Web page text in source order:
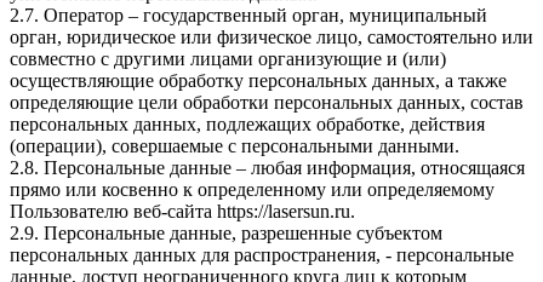
2.7. Оператор – государственный орган, муниципальный
орган, юридическое или физическое лицо, самостоятельно или
совместно с другими лицами организующие и (или)
осуществляющие обработку персональных данных, а также
определяющие цели обработки персональных данных, состав
персональных данных, подлежащих обработке, действия
(операции), совершаемые с персональными данными.
2.8. Персональные данные – любая информация, относящаяся
прямо или косвенно к определенному или определяемому
Пользователю веб-сайта https://lasersun.ru.
2.9. Персональные данные, разрешенные субъектом
персональных данных для распространения, - персональные
данные, доступ неограниченного круга лиц к которым